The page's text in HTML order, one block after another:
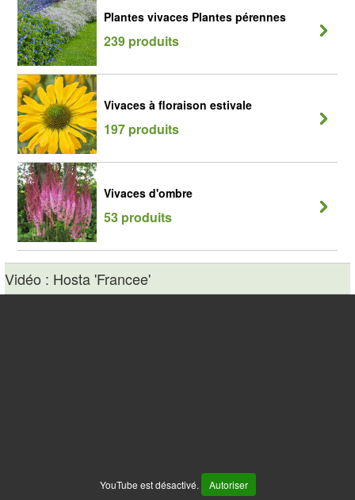
Plantes vivaces Plantes pérennes
239 produits
Vivaces à floraison estivale
197 produits
Vivaces d'ombre
53 produits
Vidéo : Hosta 'Francee'
YouTube est désactivé. Autoriser